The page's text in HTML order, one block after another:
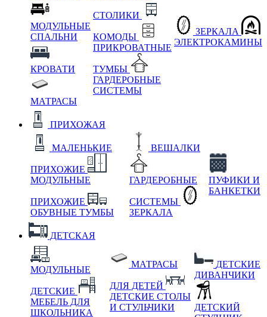
МОДУЛЬНЫЕ
СПАЛЬНИ
КРОВАТИ
МАТРАСЫ
СТОЛИКИ
КОМОДЫ
ПРИКРОВАТНЫЕ
ТУМБЫ
ГАРДЕРОБНЫЕ
СИСТЕМЫ
ЗЕРКАЛА
ЭЛЕКТРОКАМИНЫ
ПРИХОЖАЯ
МАЛЕНЬКИЕ
ПРИХОЖИЕ
МОДУЛЬНЫЕ
ПРИХОЖИЕ
ОБУВНЫЕ ТУМБЫ
ВЕШАЛКИ
ГАРДЕРОБНЫЕ
СИСТЕМЫ
ЗЕРКАЛА
ПУФИКИ И
БАНКЕТКИ
ДЕТСКАЯ
МОДУЛЬНЫЕ
ДЕТСКИЕ
МЕБЕЛЬ ДЛЯ
ШКОЛЬНИКА
МАТРАСЫ
ДЛЯ ДЕТЕЙ
ДЕТСКИЕ СТОЛЫ
И СТУЛЬЧИКИ
ДЕТСКИЕ
ДИВАНЧИКИ
ДЕТСКИЙ